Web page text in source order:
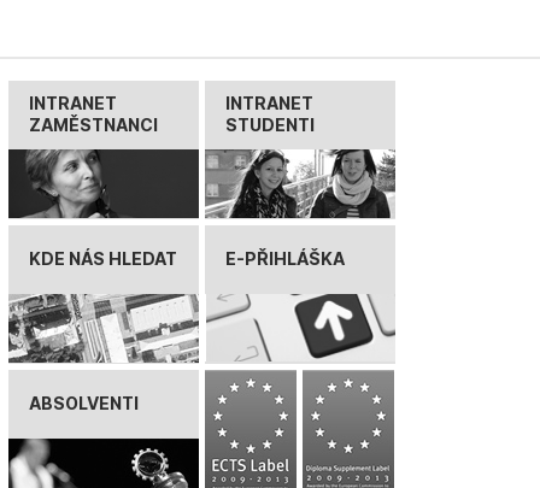
INTRANET
ZAMĚSTNANCI
INTRANET
STUDENTI
KDE NÁS HLEDAT E-PŘIHLÁŠKA
ABSOLVENTI